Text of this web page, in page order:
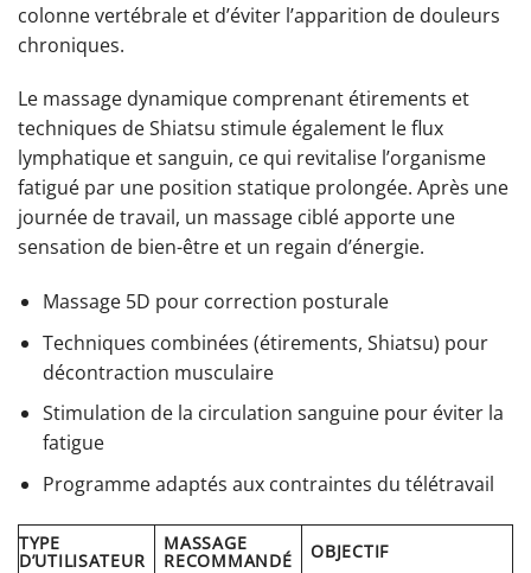
colonne vertébrale et d’éviter l’apparition de douleurs
chroniques.
Le massage dynamique comprenant étirements et
techniques de Shiatsu stimule également le flux
lymphatique et sanguin, ce qui revitalise l’organisme
fatigué par une position statique prolongée. Après une
journée de travail, un massage ciblé apporte une
sensation de bien-être et un regain d’énergie.
Massage 5D pour correction posturale
Techniques combinées (étirements, Shiatsu) pour
décontraction musculaire
Stimulation de la circulation sanguine pour éviter la
fatigue
Programme adaptés aux contraintes du télétravail
TYPE
D’UTILISATEUR
MASSAGE
RECOMMANDÉ OBJECTIF